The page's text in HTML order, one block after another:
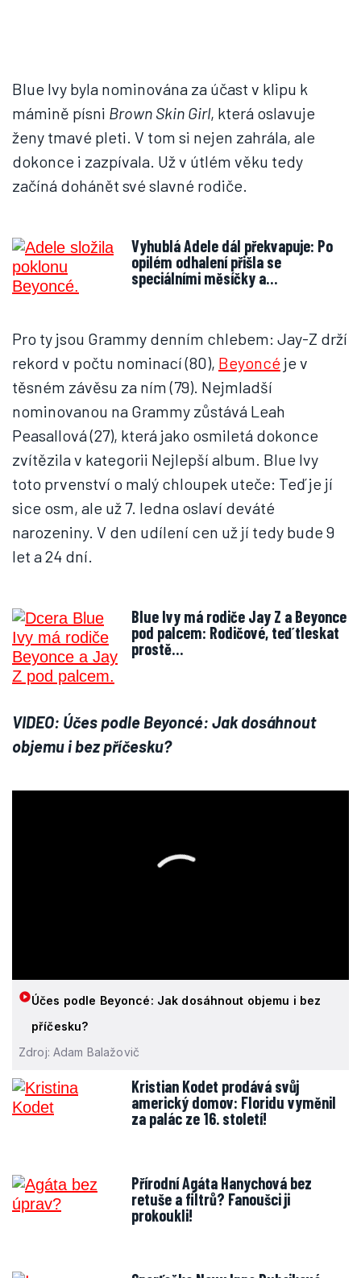
Blue Ivy byla nominována za účast v klipu k
mámině písni Brown Skin Girl, která oslavuje
ženy tmavé pleti. V tom si nejen zahrála, ale
dokonce i zazpívala. Už v útlém věku tedy
začíná dohánět své slavné rodiče.
Vyhublá Adele dál překvapuje: Po
opilém odhalení přišla se
speciálními měsíčky a…
Pro ty jsou Grammy denním chlebem: Jay-Z drží
rekord v počtu nominací (80), Beyoncé je v
těsném závěsu za ním (79). Nejmladší
nominovanou na Grammy zůstává Leah
Peasallová (27), která jako osmiletá dokonce
zvítězila v kategorii Nejlepší album. Blue Ivy
toto prvenství o malý chloupek uteče: Teď je jí
sice osm, ale už 7. ledna oslaví deváté
narozeniny. V den udílení cen už jí tedy bude 9
let a 24 dní.
Blue Ivy má rodiče Jay Z a Beyonce
pod palcem: Rodičové, teď tleskat
prostě…
VIDEO: Účes podle Beyoncé: Jak dosáhnout
objemu i bez příčesku?
Účes podle Beyoncé: Jak dosáhnout objemu i bez
příčesku?
Zdroj: Adam Balažovič
Kristian Kodet prodává svůj
americký domov: Floridu vyměnil
za palác ze 16. století!
Přírodní Agáta Hanychová bez
retuše a filtrů? Fanoušci ji
prokoukli!